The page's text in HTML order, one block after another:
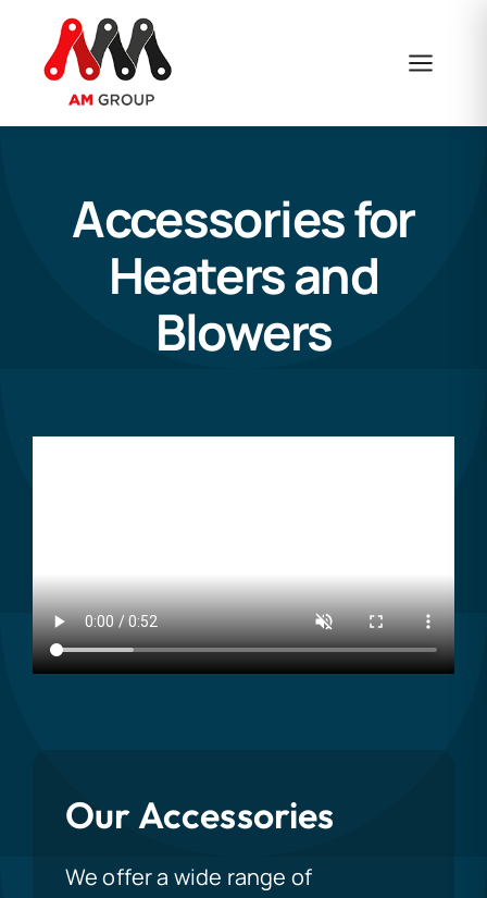
content
Accessories for
Heaters and
Blowers
Our Accessories
We offer a wide range of